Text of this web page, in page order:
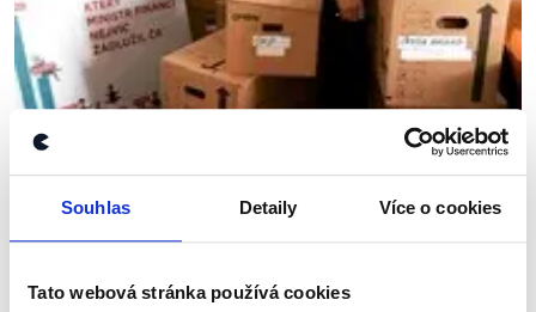
Souhlas Detaily Více o cookies
Tato webová stránka používá cookies